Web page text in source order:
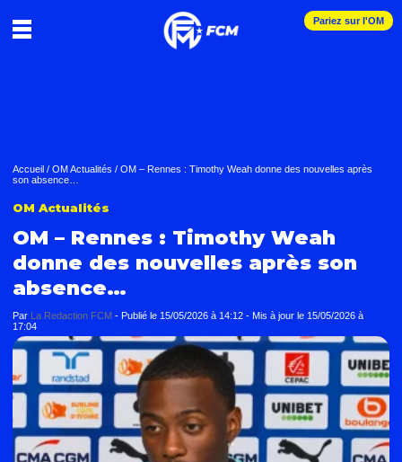
Pariez sur l'OM
Accueil / OM Actualités / OM – Rennes : Timothy Weah donne des nouvelles après
son absence…
OM Actualités
OM – Rennes : Timothy Weah
donne des nouvelles après son
absence…
Par La Redaction FCM - Publié le 15/05/2026 à 14:12 - Mis à jour le 15/05/2026 à
17:04